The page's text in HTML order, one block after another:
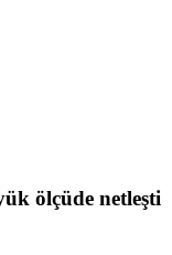
ölçüde netleşti